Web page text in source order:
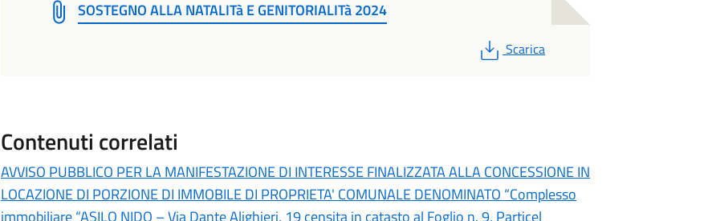
SOSTEGNO ALLA NATALITà E GENITORIALITà 2024
PDF
Scarica
Contenuti correlati
AVVISO PUBBLICO PER LA MANIFESTAZIONE DI INTERESSE FINALIZZATA ALLA CONCESSIONE IN
LOCAZIONE DI PORZIONE DI IMMOBILE DI PROPRIETA' COMUNALE DENOMINATO “Complesso
immobiliare “ASILO NIDO – Via Dante Alighieri, 19 censita in catasto al Foglio n. 9, Particel